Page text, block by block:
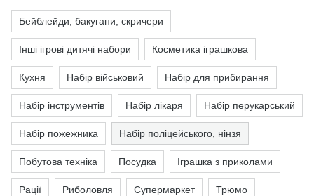
Бейблейди, бакугани, скричери
Інші ігрові дитячі набори Косметика іграшкова
Кухня Набір військовий Набір для прибирання
Набір інструментів Набір лікаря Набір перукарський
Набір пожежника Набір поліцейського, нінзя
Побутова техніка Посудка Іграшка з приколами
Рації Риболовля Супермаркет Трюмо